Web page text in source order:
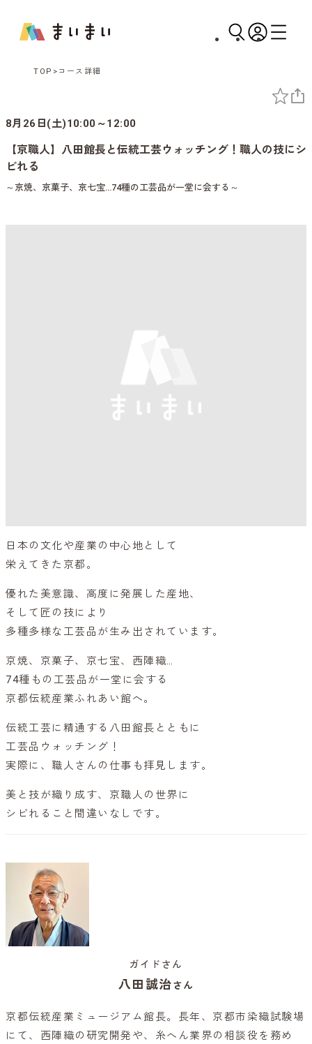
TOP コース詳細
8月26日(土)10:00～12:00
【京職人】八田館長と伝統工芸ウォッチング！職人の技にシ
ビれる
～京焼、京菓子、京七宝…74種の工芸品が一堂に会する～
日本の文化や産業の中心地として
栄えてきた京都。
優れた美意識、高度に発展した産地、
そして匠の技により
多種多様な工芸品が生み出されています。
京焼、京菓子、京七宝、西陣織…
74種もの工芸品が一堂に会する
京都伝統産業ふれあい館へ。
伝統工芸に精通する八田館長とともに
工芸品ウォッチング！
実際に、職人さんの仕事も拝見します。
美と技が織り成す、京職人の世界に
シビれること間違いなしです。
ガイドさん
八田誠治さん
京都伝統産業ミュージアム館長。長年、京都市染織試験場
にて、西陣織の研究開発や、糸へん業界の相談役を務め